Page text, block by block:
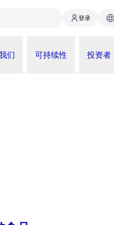
登录
们 可持续性 投资者